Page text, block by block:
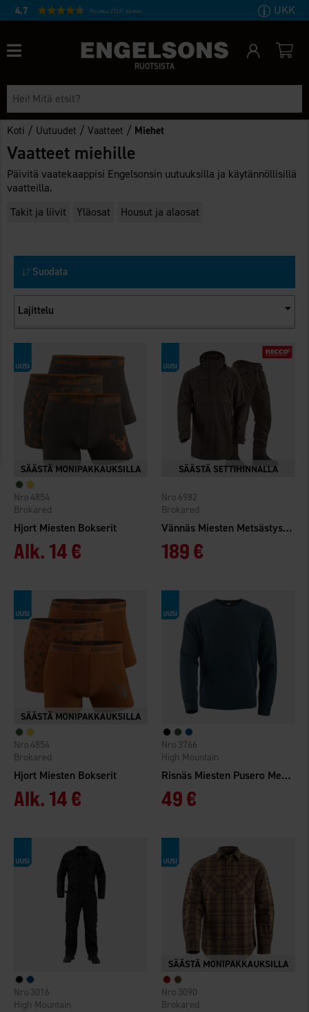
4.7 Perustuu 27231 ääneen UKK
RUOTSISTA
Koti / Uutuudet /Vaatteet / Miehet
Vaatteet miehille
Päivitä vaatekaappisi Engelsonsin uutuuksilla ja käytännöllisillä
vaatteilla.
Takit ja liivit
Yläosat Housut ja alaosat
Suodata
Lajittelu
Hjort Miesten Bokserit
Brokared
4854
Alk. 14 €
Vännäs Miesten Metsästyspuku
Brokared
6982
189 €
Hjort Miesten Bokserit
Brokared
4854
Alk. 14 €
Risnäs Miesten Pusero Merinovilla
High Mountain
3766
49 €
High Mountain
3016
Brokared
3090